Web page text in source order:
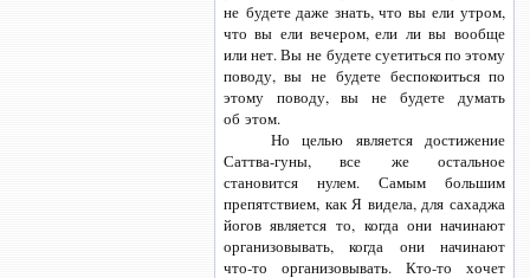
не будете даже знать, что вы ели утром,
что вы ели вечером, ели ли вы вообще
или нет. Вы не будете суетиться по этому
поводу, вы не будете беспокоиться по
этому поводу, вы не будете думать
об этом.
Но целью является достижение
Саттва-гуны, все же остальное
становится нулем. Самым большим
препятствием, как Я видела, для сахаджа
йогов является то, когда они начинают
организовывать, когда они начинают
что-то организовывать. Кто-то хочет